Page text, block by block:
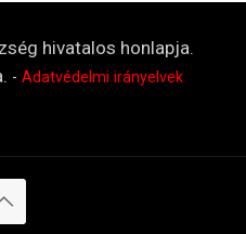
hivatalos honlapja.
- Adatvédelmi irányelvek